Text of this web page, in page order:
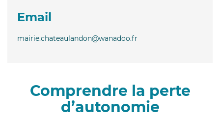
Email
mairie.chateaulandon@wanadoo.fr
Comprendre la perte
d’autonomie